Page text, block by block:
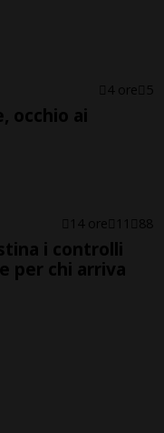
4 ore 5
occhio ai
14 ore 11 88
i controlli
per chi arriva